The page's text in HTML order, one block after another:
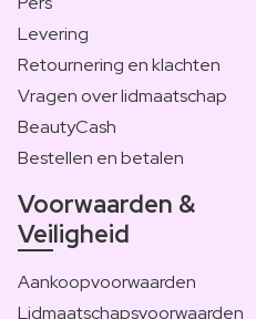
Levering
Retournering en klachten
Vragen over lidmaatschap
BeautyCash
Bestellen en betalen
Voorwaarden &
Veiligheid
Aankoopvoorwaarden
Lidmaatschapsvoorwaarden